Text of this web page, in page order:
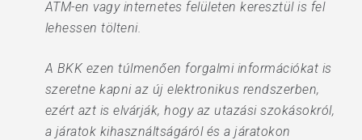
ATM-en vagy internetes felületen keresztül is fel
lehessen tölteni.
A BKK ezen túlmenően forgalmi információkat is
szeretne kapni az új elektronikus rendszerben,
ezért azt is elvárják, hogy az utazási szokásokról,
a járatok kihasználtságáról és a járatokon